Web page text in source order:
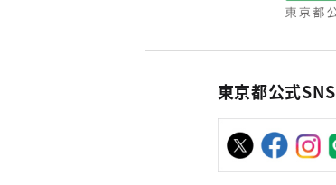
東京都公式SNS